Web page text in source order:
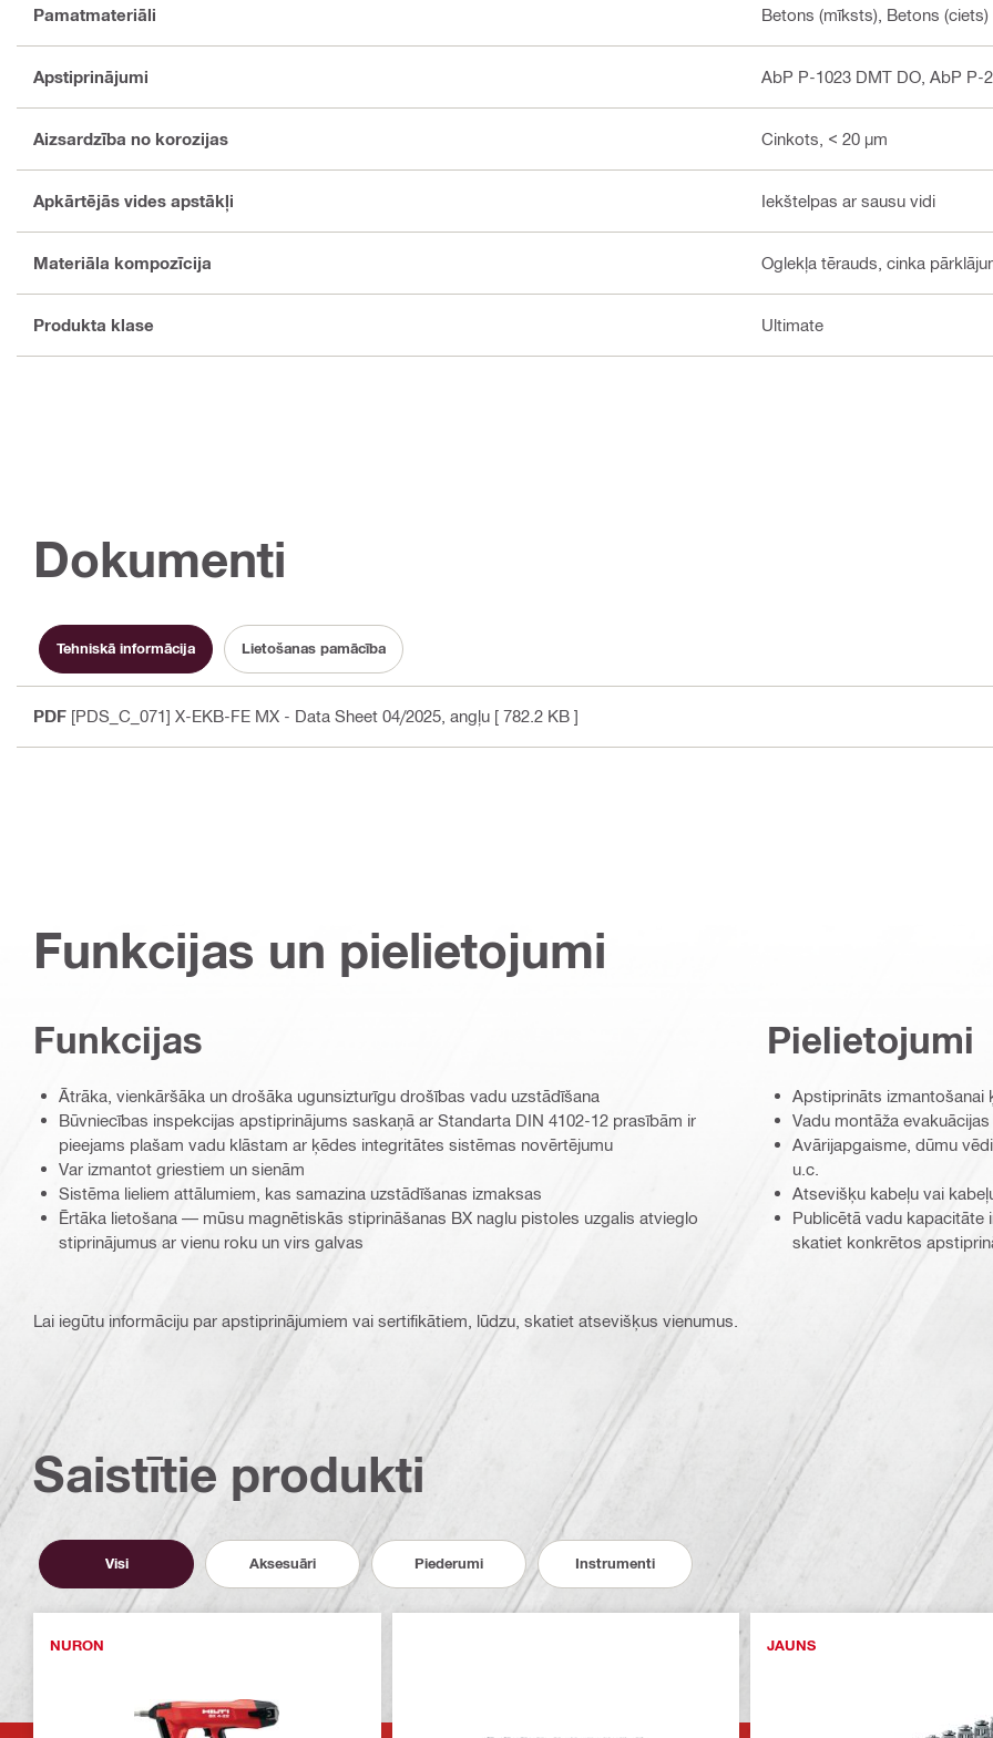
Pamatmateriāli Betons (mīksts), Betons (ciets)
Apstiprinājumi AbP P-1023 DMT DO, AbP P-
Aizsardzība no korozijas Cinkots, < 20 µm
Apkārtējās vides apstākļi Iekštelpas ar sausu vidi
Materiāla kompozīcija Oglekļa tērauds, cinka
Produkta klase Ultimate
Dokumenti
Tehniskā informācija Lietošanas pamācība
PDF [PDS_C_071] X-EKB-FE MX - Data Sheet 04/2025 , angļu [ 782.2 KB ]
Funkcijas un pielietojumi
Funkcijas
Ātrāka, vienkāršāka un drošāka ugunsizturīgu drošības vadu uzstādīšana
Būvniecības inspekcijas apstiprinājums saskaņā ar Standarta DIN 4102-12 prasībām ir
pieejams plašam vadu klāstam ar ķēdes integritātes sistēmas novērtējumu
Var izmantot griestiem un sienām
Sistēma lieliem attālumiem, kas samazina uzstādīšanas izmaksas
Ērtāka lietošana — mūsu magnētiskās stiprināšanas BX naglu pistoles uzgalis atvieglo
stiprinājumus ar vienu roku un virs galvas
Pielietojumi
Apstiprināts izmantošanai
Vadu montāža
Avārijapgaisme, dūmu
u.c.
Atsevišķu kabeļu vai
Publicētā vadu kapacitāte
skatiet konkrētos
Lai iegūtu informāciju par apstiprinājumiem vai sertifikātiem, lūdzu, skatiet atsevišķus vienumus.
Saistītie produkti
Visi Aksesuāri Piederumi Instrumenti
NURON JAUNS